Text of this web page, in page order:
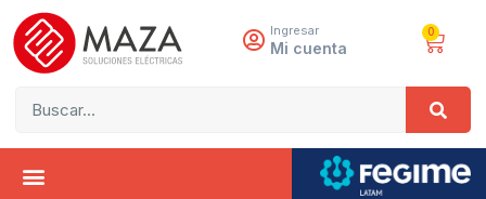
Ingresar
Mi cuenta
0